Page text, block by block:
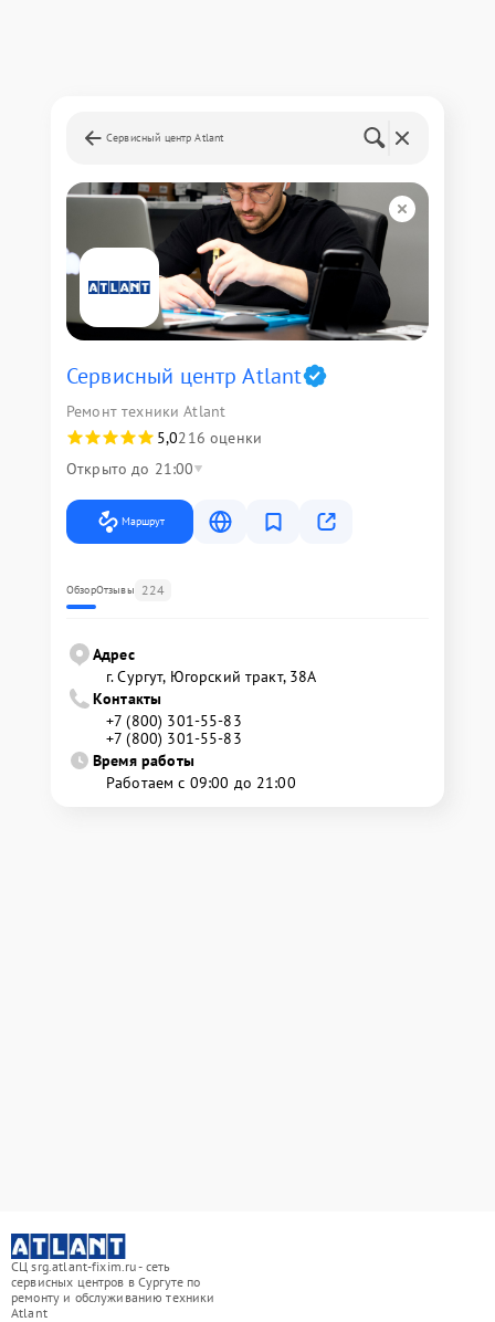
Сервисный центр Atlant
Сервисный центр Atlant
Ремонт техники Atlant
5,0216 оценки
Открыто до 21:00
Маршрут
ОбзорОтзывы 224
Адрес
г. Сургут, Югорский тракт, 38А
Контакты
+7 (800) 301-55-83
+7 (800) 301-55-83
Время работы
Работаем с 09:00 до 21:00
СЦ srg.atlant-fixim.ru - сеть
сервисных центров в Сургуте по
ремонту и обслуживанию техники
Atlant